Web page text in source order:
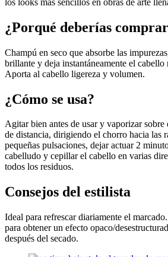
¿Porqué deberías
Champú en seco que absorbe las
brillante y deja instantáneamente el
Aporta al cabello ligereza y volumen.
¿Cómo se usa?
Agitar bien antes de usar y vaporizar sobre
de distancia, dirigiendo el chorro hacia las
pequeñas pulsaciones, dejar actuar 2
cabelludo y cepillar el cabello en varias
todos los residuos.
Consejos del estilista
Ideal para refrescar diariamente el
para obtener un efecto opaco/
después del secado.